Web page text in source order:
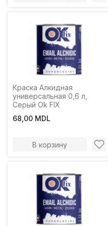
Краска Алкидная
универсальная 0,6 л,
Серый Ok FIX
68,00 MDL
В корзину